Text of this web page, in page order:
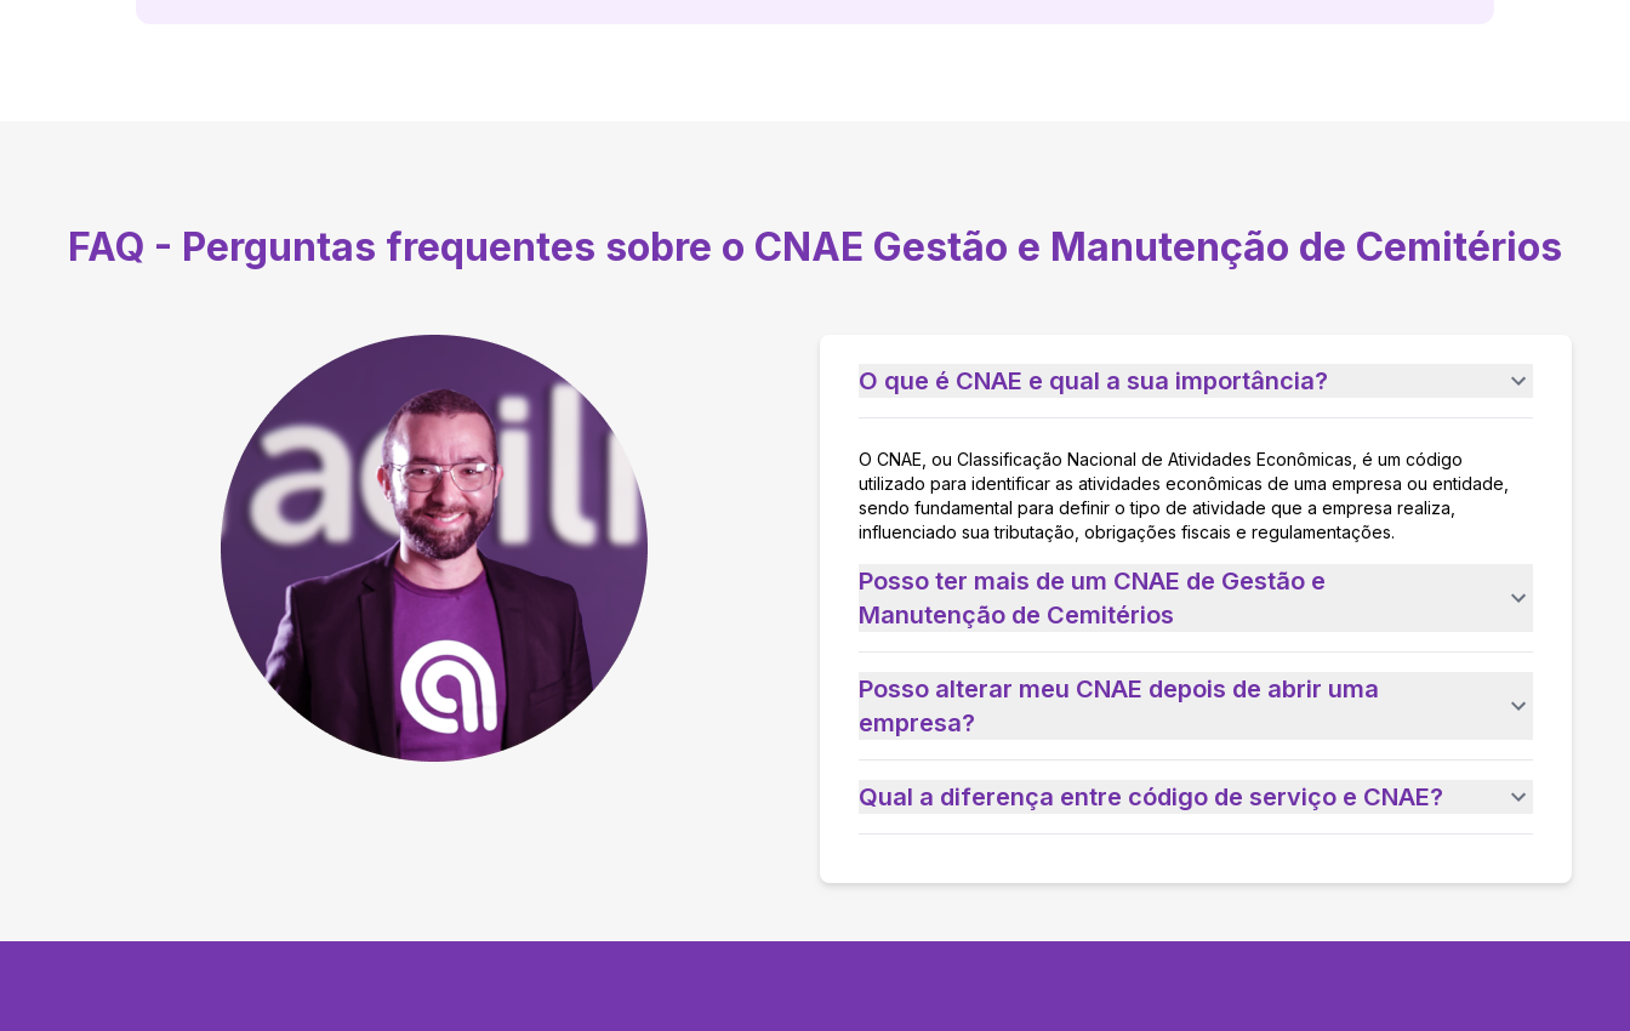
FAQ - Perguntas frequentes sobre o CNAE Gestão e Manutenção de Cemitérios
O que é CNAE e qual a sua importância?
O CNAE, ou Classificação Nacional de Atividades Econômicas, é um código
utilizado para identificar as atividades econômicas de uma empresa ou entidade,
sendo fundamental para definir o tipo de atividade que a empresa realiza,
influenciado sua tributação, obrigações fiscais e regulamentações.
Posso ter mais de um CNAE de Gestão e
Manutenção de Cemitérios
Posso alterar meu CNAE depois de abrir uma
empresa?
Qual a diferença entre código de serviço e CNAE?